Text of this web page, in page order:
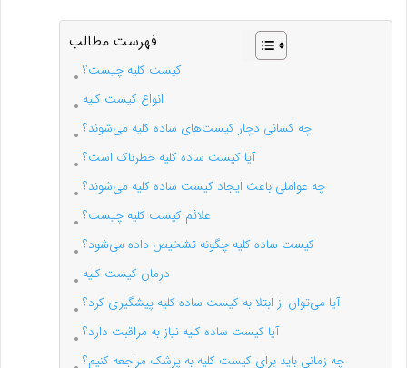
فهرست مطالب
کیست کلیه چیست؟
انواع کیست کلیه
چه کسانی دچار کیست‌های ساده کلیه می‌شوند؟
آیا کیست ساده کلیه خطرناک است؟
چه عواملی باعث ایجاد کیست ساده کلیه می‌شوند؟
علائم کیست کلیه چیست؟
کیست ساده کلیه چگونه تشخیص داده می‌شود؟
درمان کیست کلیه
آیا می‌توان از ابتلا به کیست ساده کلیه پیشگیری کرد؟
آیا کیست ساده کلیه نیاز به مراقبت دارد؟
چه زمانی باید برای کیست کلیه به پزشک مراجعه کنیم؟